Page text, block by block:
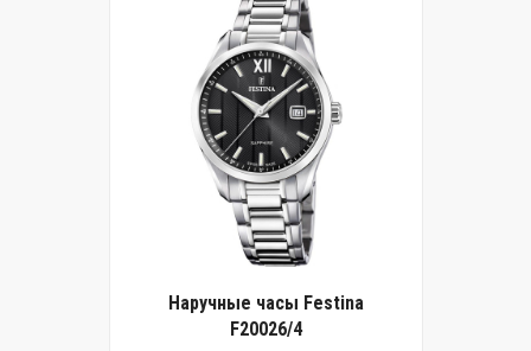
Наручные часы Festina
F20026/4